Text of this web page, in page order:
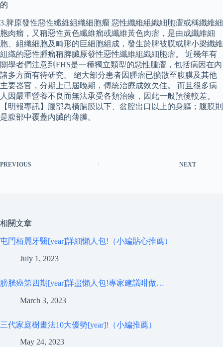
的
3.脾原發性惡性纖維組織細胞瘤 惡性纖維組織細胞瘤或稱纖維細
胞肉瘤，又稱惡性黃色纖維瘤或纖維黃色肉瘤，是由成纖維細
胞、組織細胞及畸形的巨細胞組成，發生於脾被膜或脾小梁纖維
組織的惡性腫瘤稱脾臟原發性惡性纖維組織細胞瘤。 近幾年有
關學者們注意到FHS是一種獨立類型的惡性腫瘤，包括病因在內
諸多方面有待研究。 絕大部分患者因腫瘤已擴散至腹膜及其他
主要器官，分期上已屆晚期，傳統治療成效欠佳。 而且很多病
人因嚴重營養不良而無法承受各類治療，因此一般預後較差。
【明報專訊】腹部為橫膈膜以下、盆腔出口以上的身軀；腹膜則
是腹部中覆蓋內臟的薄膜。
PREVIOUS NEXT
相關文章
屯門栢麗牙醫[year]詳細懶人包!（小編貼心推薦）
July 1, 2023
膀胱癌第四期[year]詳盡懶人包!專家建議咁做…
March 3, 2023
三代家庭樹畫法10大優勢[year]!（小編推薦）
May 24, 2023